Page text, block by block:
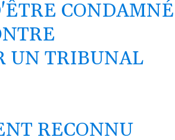
CONDAMNÉ
UN TRIBUNAL
RECONNU